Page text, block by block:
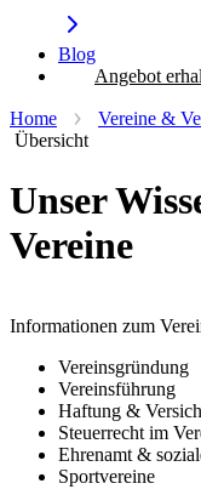
Blog
Angebot
Home Vereine &
Übersicht
Unser
Vereine
Informationen zum
Vereinsgründung
Vereinsführung
Haftung &
Steuerrecht im
Ehrenamt &
Sportvereine